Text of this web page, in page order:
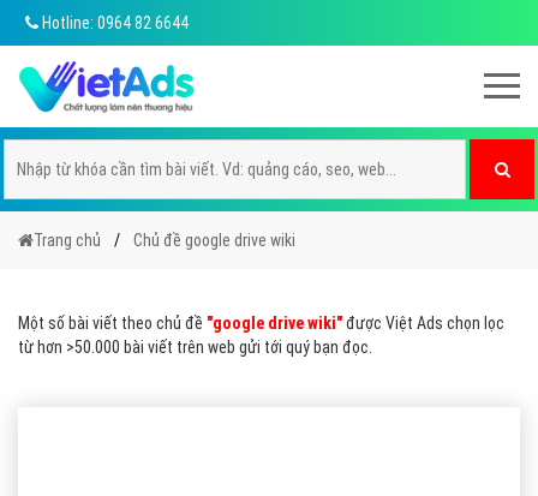
Hotline: 0964 82 6644
Trang chủ Chủ đề google drive wiki
Một số bài viết theo chủ đề "google drive wiki"được Việt Ads chọn lọc
từ hơn >50.000 bài viết trên web gửi tới quý bạn đọc.